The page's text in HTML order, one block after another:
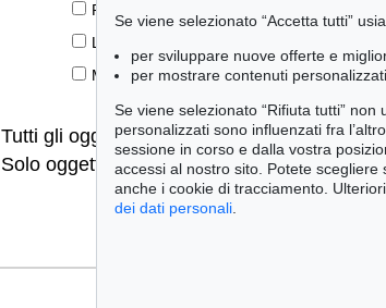
Prime edizioni
Lifestyle
Meraviglie della natura
Tutti gli oggetti
Solo offerte attuali
Solo oggetti venduti
Se viene selezionato “Accetta tutti”
per sviluppare nuove offerte e
per mostrare contenuti
Se viene selezionato “Rifiuta tutti”
personalizzati sono influenzati fra
sessione in corso e dalla vostra
accessi al nostro sito. Potete
anche i cookie di tracciamento.
dei dati personali